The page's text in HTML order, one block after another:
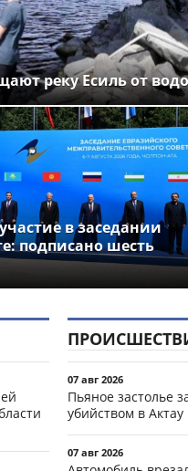
реку Есиль от
в заседании
подписано шесть
07 авг 2026
Пьяное застолье
убийством в Актау
07 авг 2026